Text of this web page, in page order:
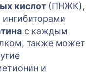
кислот (ПНЖК),
с каждым
также может
и